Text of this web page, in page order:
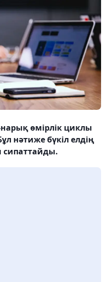
өмірлік циклы
нәтиже бүкіл елдің